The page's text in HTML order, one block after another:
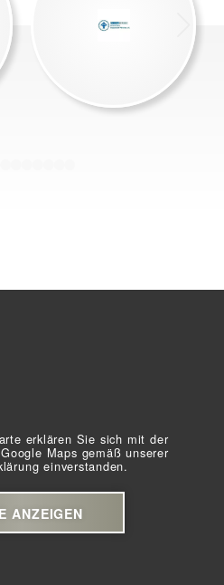
erklären Sie sich mit der
Maps gemäß unserer
einverstanden.
ANZEIGEN